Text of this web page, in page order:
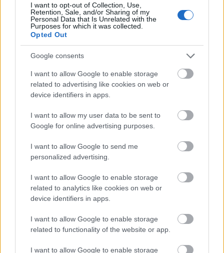
I want to opt-out of Collection, Use,
Retention, Sale, and/or Sharing of my
Personal Data that Is Unrelated with the
Purposes for which it was collected.
Opted Out
Google consents
I want to allow Google to enable storage
related to advertising like cookies on web or
device identifiers in apps.
I want to allow my user data to be sent to
Google for online advertising purposes.
I want to allow Google to send me
personalized advertising.
I want to allow Google to enable storage
related to analytics like cookies on web or
device identifiers in apps.
I want to allow Google to enable storage
related to functionality of the website or app.
I want to allow Google to enable storage
ZyXEL eszközökből épült ki a Budapest
Főváros Közterület-felügyeletének (BFKF)
telephelyek közötti virtuális magánhálózata. A
gyártó termékei a köztéri kamerák
működtetésében is segítik a BFKF-et. A
szervezet elsősorban a minőségi, a jó ár-érték
arányú és a környezetbarát, ezáltal
partnerének a ZyXEL-t. A hálózat kiépítésére
azért volt szükség, hogy a központot és a
telephelyeket egy egységes, központi
vezérlésű hálózattal kössék össze.
„Az együttműködés egy újabb visszajelzés számunkra,
hogy eszközeinket vállalati szinten is elismerik. Egy
hálózat védelme minden vállalatnak kritikus pont, így a